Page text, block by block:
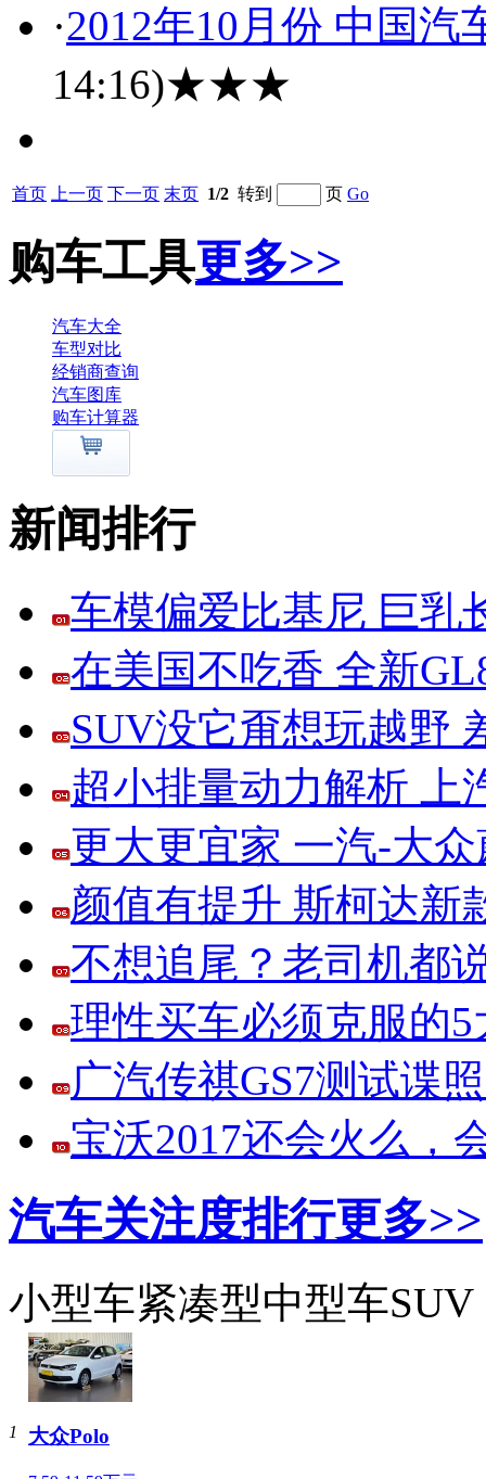
·2012年10月份 中国汽
14:16)★★★
首页 上一页 下一页 末页 1/2 转到 页 Go
购车工具更多>>
汽车大全
车型对比
经销商查询
汽车图库
购车计算器
新闻排行
车模偏爱比基尼 巨乳
在美国不吃香 全新
SUV没它甭想玩越野
超小排量动力解析 上
更大更宜家 一汽-大
颜值有提升 斯柯达新
不想追尾？老司机都
理性买车必须克服的5
广汽传祺GS7测试谍
宝沃2017还会火么，
汽车关注度排行更多>>
小型车紧凑型中型车SUV
1 大众Polo